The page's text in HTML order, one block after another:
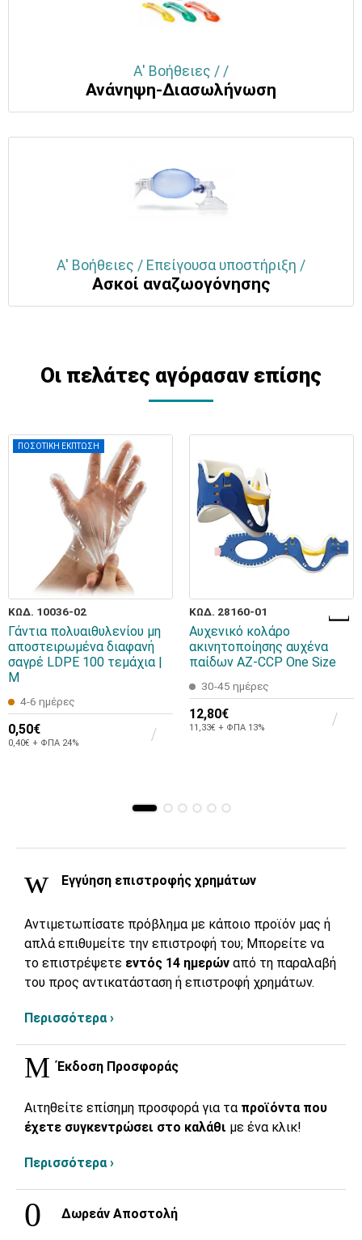
Α' Βοήθειες / /
Ανάνηψη-Διασωλήνωση
Α' Βοήθειες / Επείγουσα υποστήριξη /
Ασκοί αναζωογόνησης
Οι πελάτες αγόρασαν επίσης
ΠΟΣΟΤΙΚΗ ΕΚΠΤΩΣΗ
ΚΩΔ. 10036-02
Γάντια πολυαιθυλενίου μη
αποστειρωμένα διαφανή
σαγρέ LDPE 100 τεμάχια |
M
4-6 ημέρες
0,50€
0,40€ + ΦΠΑ 24%
ΚΩΔ. 28160-01
Αυχενικό κολάρο
ακινητοποίησης αυχένα
παίδων AZ-CCP One Size
30-45 ημέρες
12,80€
11,33€ + ΦΠΑ 13%
Εγγύηση επιστροφής χρημάτων
Αντιμετωπίσατε πρόβλημα με κάποιο προϊόν μας ή
απλά επιθυμείτε την επιστροφή του; Μπορείτε να
το επιστρέψετε εντός 14 ημερών από τη παραλαβή
του προς αντικατάσταση ή επιστροφή χρημάτων.
Περισσότερα ›
Έκδοση Προσφοράς
Αιτηθείτε επίσημη προσφορά για τα προϊόντα που
έχετε συγκεντρώσει στο καλάθι με ένα κλικ!
Περισσότερα ›
Δωρεάν Αποστολή